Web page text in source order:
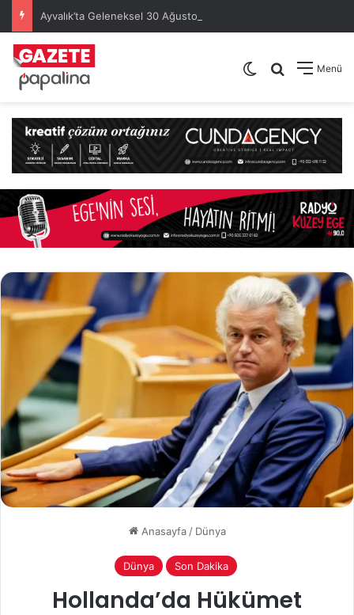
Menü
Arama yap
Dış görünümü
Anasayfa / Dünya
Dünya Son Dakika
Hollanda’da Hükümet